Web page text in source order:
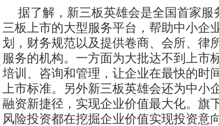
据了解，新三板英雄会是全国首家服
三板上市的大型服务平台，帮助中小企
划，财务规范以及提供卷商、会所、律
服务的机构。一方面为大批达不到上市
培训、咨询和管理，让企业在最快的时
上市标准。另外新三板英雄会还为中小
融资新捷径，实现企业价值最大化。旗
风险投资都在挖掘企业价值实现投资意